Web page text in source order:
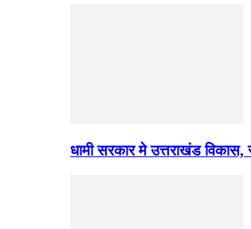
धामी सरकार मे उत्तराखंड